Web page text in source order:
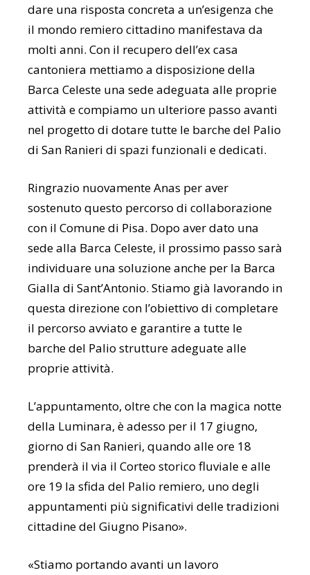
dare una risposta concreta a un’esigenza che
il mondo remiero cittadino manifestava da
molti anni. Con il recupero dell’ex casa
cantoniera mettiamo a disposizione della
Barca Celeste una sede adeguata alle proprie
attività e compiamo un ulteriore passo avanti
nel progetto di dotare tutte le barche del Palio
di San Ranieri di spazi funzionali e dedicati.
Ringrazio nuovamente Anas per aver
sostenuto questo percorso di collaborazione
con il Comune di Pisa. Dopo aver dato una
sede alla Barca Celeste, il prossimo passo sarà
individuare una soluzione anche per la Barca
Gialla di Sant’Antonio. Stiamo già lavorando in
questa direzione con l’obiettivo di completare
il percorso avviato e garantire a tutte le
barche del Palio strutture adeguate alle
proprie attività.
L’appuntamento, oltre che con la magica notte
della Luminara, è adesso per il 17 giugno,
giorno di San Ranieri, quando alle ore 18
prenderà il via il Corteo storico fluviale e alle
ore 19 la sfida del Palio remiero, uno degli
appuntamenti più significativi delle tradizioni
cittadine del Giugno Pisano».
«Stiamo portando avanti un lavoro